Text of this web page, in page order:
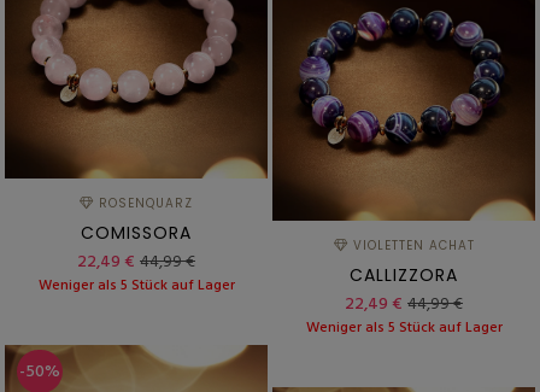
ROSENQUARZ
COMISSORA
22,49 € 44,99 €
Weniger als 5 Stück auf Lager
VIOLETTEN ACHAT
CALLIZZORA
22,49 € 44,99 €
Weniger als 5 Stück auf Lager
-50%